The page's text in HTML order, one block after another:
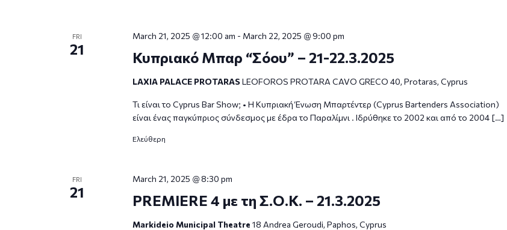
FRI
21 Κυπριακό Μπαρ “Σόου” – 21-22.3.2025
March 21, 2025 @ 12:00 am - March 22, 2025 @ 9:00 pm
LAXIA PALACE PROTARAS LEOFOROS PROTARA CAVO GRECO 40, Protaras, Cyprus
Τι είναι το Cyprus Bar Show; • Η Κυπριακή Ένωση Μπαρτέντερ (Cyprus Bartenders Association)
είναι ένας παγκύπριος σύνδεσμος με έδρα το Παραλίμνι . Ιδρύθηκε το 2002 και από το 2004 […]
Ελεύθερη
FRI
21 PREMIERE 4 με τη Σ.Ο.Κ. – 21.3.2025
March 21, 2025 @ 8:30 pm
Markideio Municipal Theatre 18 Andrea Geroudi, Paphos, Cyprus